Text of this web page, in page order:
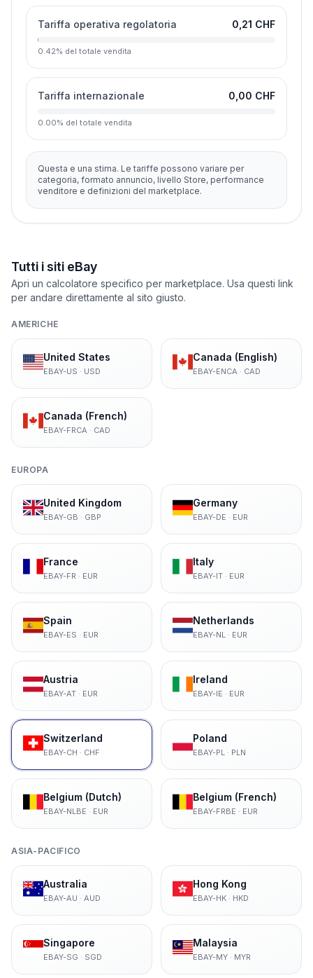
Tariffa operativa regolatoria 0,21 CHF
0.42% del totale vendita
Tariffa internazionale 0,00 CHF
0.00% del totale vendita
Questa e una stima. Le tariffe possono variare per
categoria, formato annuncio, livello Store, performance
venditore e definizioni del marketplace.
Tutti i siti eBay
Apri un calcolatore specifico per marketplace. Usa questi link
per andare direttamente al sito giusto.
AMERICHE
United States
EBAY-US · USD
Canada (English)
EBAY-ENCA · CAD
Canada (French)
EBAY-FRCA · CAD
EUROPA
United Kingdom
EBAY-GB · GBP
Germany
EBAY-DE · EUR
France
EBAY-FR · EUR
Italy
EBAY-IT· EUR
Spain
EBAY-ES · EUR
Netherlands
EBAY-NL· EUR
Austria
EBAY-AT· EUR
Ireland
EBAY-IE · EUR
Switzerland
EBAY-CH · CHF
Poland
EBAY-PL· PLN
Belgium (Dutch)
EBAY-NLBE · EUR
Belgium (French)
EBAY-FRBE · EUR
ASIA-PACIFICO
Australia
EBAY-AU · AUD
Hong Kong
EBAY-HK· HKD
Singapore
EBAY-SG · SGD
Malaysia
EBAY-MY· MYR